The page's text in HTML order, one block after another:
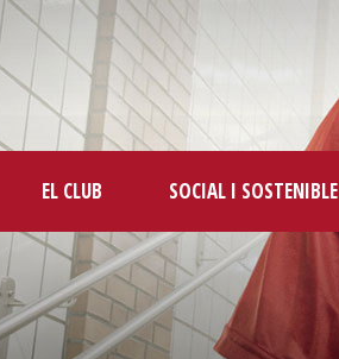
EL CLUB SOCIAL I SOSTENIBLE